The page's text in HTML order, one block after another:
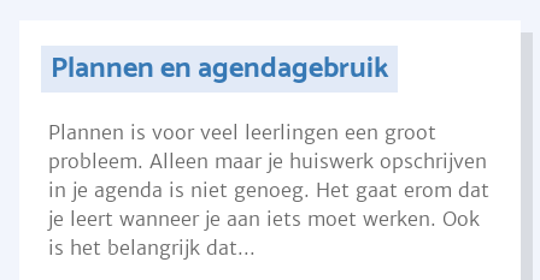
Plannen en agendagebruik
Plannen is voor veel leerlingen een groot
probleem. Alleen maar je huiswerk opschrijven
in je agenda is niet genoeg. Het gaat erom dat
je leert wanneer je aan iets moet werken. Ook
is het belangrijk dat...